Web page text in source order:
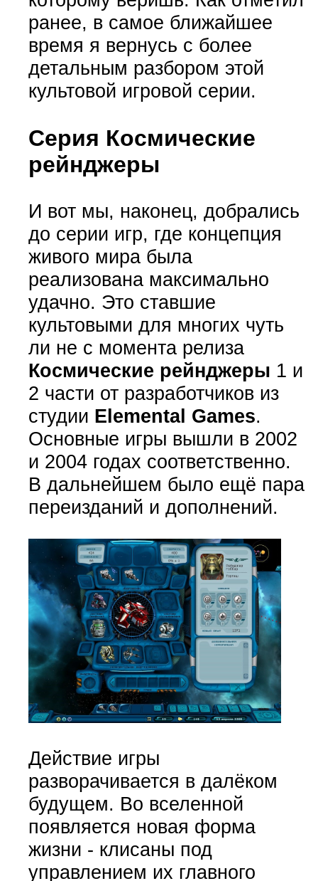
ранее, в самое ближайшее
время я вернусь с более
детальным разбором этой
культовой игровой серии.
Серия Космические
рейнджеры
И вот мы, наконец, добрались
до серии игр, где концепция
живого мира была
реализована максимально
удачно. Это ставшие
культовыми для многих чуть
ли не с момента релиза
Космические рейнджеры 1 и
2 части от разработчиков из
студии Elemental Games.
Основные игры вышли в 2002
и 2004 годах соответственно.
В дальнейшем было ещё пара
переизданий и дополнений.
Действие игры
разворачивается в далёком
будущем. Во вселенной
появляется новая форма
жизни - клисаны под
управлением их главного